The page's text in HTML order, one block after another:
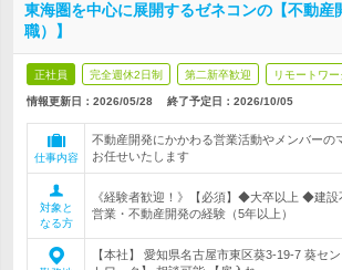
東海圏を中心に展開するゼネコンの【不動産
職）】
正社員 完全週休2日制 第二新卒歓迎 リモートワ
情報更新日：2026/05/28 終了予定日： 2026/10/05
仕事内容
不動産開発にかかわる営業活動やメンバーの
お任せいたします
対象と
なる方
《経験者歓迎！》【必須】◆大卒以上 ◆建設
営業・不動産開発の経験（5年以上）
【本社】 愛知県名古屋市東区葵3-19-7 葵セ